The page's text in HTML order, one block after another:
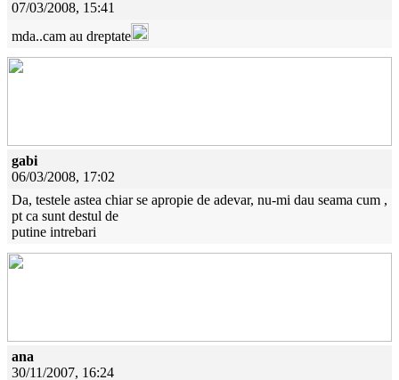
07/03/2008, 15:41
mda..cam au dreptate
gabi
06/03/2008, 17:02
Da, testele astea chiar se apropie de adevar, nu-mi dau seama cum ,
pt ca sunt destul de
putine intrebari
ana
30/11/2007, 16:24